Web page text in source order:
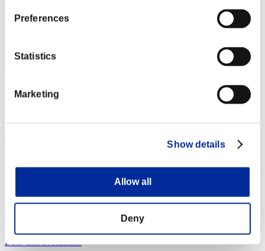
Preferences
Statistics
Marketing
Show details
Allow all
Deny
スコア: -
4
Baci Che Si Rubano